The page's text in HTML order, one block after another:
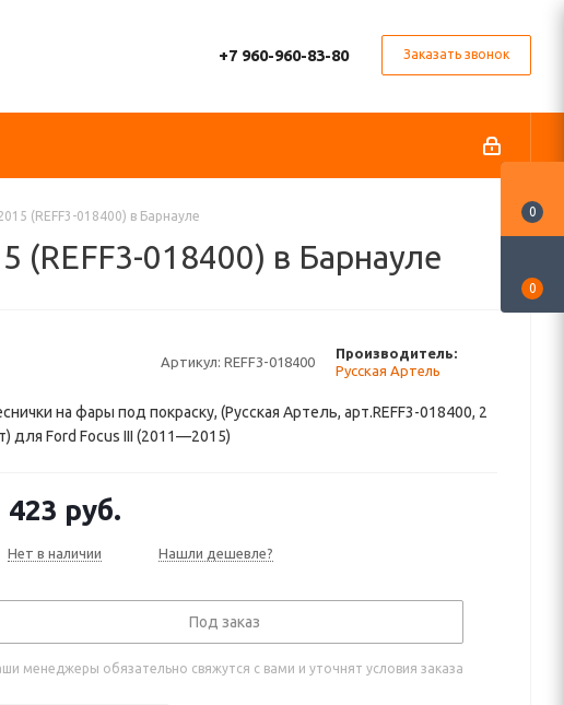
+7 960-960-83-80 Заказать звонок
(REFF3-018400) в Барнауле
(REFF3-018400) в Барнауле
Артикул: REFF3-018400
Производитель:
Русская Артель
на фары под покраску, (Русская Артель, арт.REFF3-018400, 2
для Ford Focus III (2011—2015)
423 руб.
Нет в наличии Нашли дешевле?
Под заказ
менеджеры обязательно свяжутся с вами и уточнят условия заказа
0
0